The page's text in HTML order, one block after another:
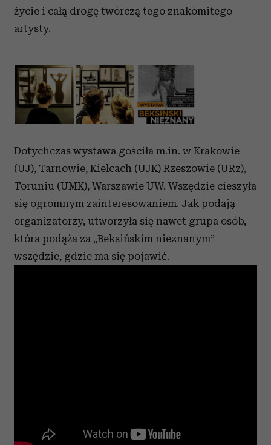
życie i całą drogę twórczą tego znakomitego
artysty.
Dotychczas wystawa gościła m.in. w Krakowie
(UJ), Tarnowie, Kielcach (UJK) Rzeszowie (URz),
Toruniu (UMK), Warszawie UW. Wszędzie cieszyła
się ogromnym zainteresowaniem. Jak podają
organizatorzy, utworzyła się nawet grupa osób,
która podąża za „Beksińskim nieznanym”
wszędzie, gdzie ma się pojawić.